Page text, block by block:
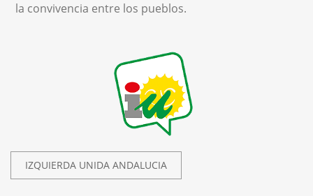
la convivencia entre los pueblos.
IZQUIERDA UNIDA ANDALUCIA